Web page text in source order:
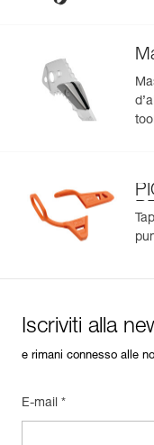
Iscriviti alla
e rimani connesso alle
E-mail *